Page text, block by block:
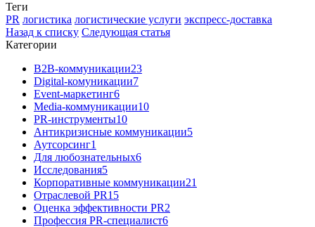
Теги
PR логистика логистические услуги экспресс-доставка
Назад к списку Следующая статья
Категории
B2B-коммуникации23
Digital-комуникации7
Event-маркетинг6
Media-коммуникации10
PR-инструменты10
Антикризисные коммуникации5
Аутсорсинг1
Для любознательных6
Исследования5
Корпоративные коммуникации21
Отраслевой PR15
Оценка эффективности PR2
Профессия PR-специалист6